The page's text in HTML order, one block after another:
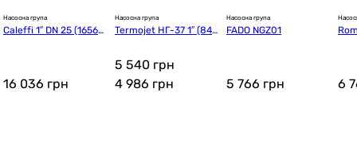
Насосна група
Caleffi 1″ DN 25 (16560
16 036 грн
Насосна група
Termojet НГ-37 1″ (841
5 540 грн
4 986 грн
Насосна група
FADO NGZ01
5 766 грн 6